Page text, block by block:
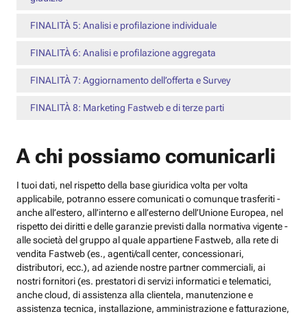
FINALITÀ 5: Analisi e profilazione individuale
FINALITÀ 6: Analisi e profilazione aggregata
FINALITÀ 7: Aggiornamento dell’offerta e Survey
FINALITÀ 8: Marketing Fastweb e di terze parti
A chi possiamo comunicarli
I tuoi dati, nel rispetto della base giuridica volta per volta
applicabile, potranno essere comunicati o comunque trasferiti -
anche all’estero, all’interno e all’esterno dell’Unione Europea, nel
rispetto dei diritti e delle garanzie previsti dalla normativa vigente -
alle società del gruppo al quale appartiene Fastweb, alla rete di
vendita Fastweb (es., agenti/call center, concessionari,
distributori, ecc.), ad aziende nostre partner commerciali, ai
nostri fornitori (es. prestatori di servizi informatici e telematici,
anche cloud, di assistenza alla clientela, manutenzione e
assistenza tecnica, installazione, amministrazione e fatturazione,